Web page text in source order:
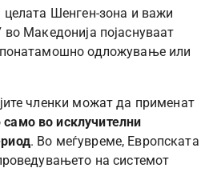
целата Шенген-зона и важи
Македонија појаснуваат
понатамошно одложување или
членки можат да применат
само во исклучителни
. Во меѓувреме, Европската
на системот